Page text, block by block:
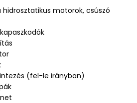
hidrosztatikus motorok, csúszó
(fel-le irányban)